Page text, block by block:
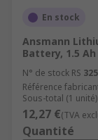
En stock
Ansmann
Battery, 1.5
N° de stock RS
Référence
Sous-total (1 unité)
12,27 €(TVA
Quantité